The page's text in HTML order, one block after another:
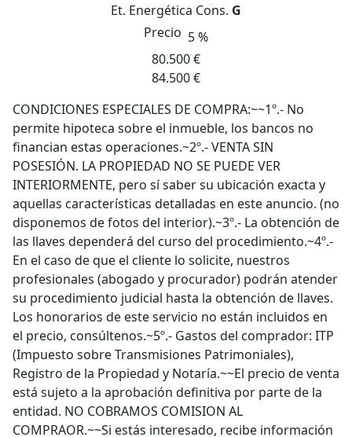
Et. Energética Cons. G
Precio 5 %
80.500 €
84.500 €
CONDICIONES ESPECIALES DE COMPRA:~~1º.- No
permite hipoteca sobre el inmueble, los bancos no
financian estas operaciones.~2º.- VENTA SIN
POSESIÓN. LA PROPIEDAD NO SE PUEDE VER
INTERIORMENTE, pero sí saber su ubicación exacta y
aquellas características detalladas en este anuncio. (no
disponemos de fotos del interior).~3º.- La obtención de
las llaves dependerá del curso del procedimiento.~4º.-
En el caso de que el cliente lo solicite, nuestros
profesionales (abogado y procurador) podrán atender
su procedimiento judicial hasta la obtención de llaves.
Los honorarios de este servicio no están incluidos en
el precio, consúltenos.~5º.- Gastos del comprador: ITP
(Impuesto sobre Transmisiones Patrimoniales),
Registro de la Propiedad y Notaría.~~El precio de venta
está sujeto a la aprobación definitiva por parte de la
entidad. NO COBRAMOS COMISION AL
COMPRAOR.~~Si estás interesado, recibe información